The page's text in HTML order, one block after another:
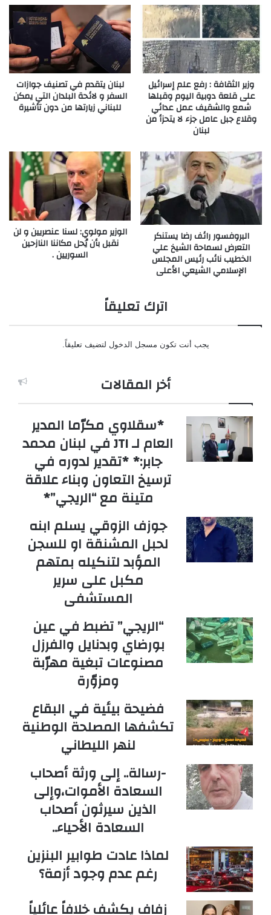
وزير الثقافة : رفع علم إسرائيل
على قلعة دوبية اليوم وقبلها
شمع والشقيف عمل عدائي
وقلاع جبل عامل جزء لا يتحزأ من
لبنان
لبنان يتقدم في تصنيف جوازات
السفر و لائحة البلدان التي يمكن
للبناني زيارتها من دون تأشيرة
البروفسور رائف رضا يستنكر
التعرض لسماحة الشيخ علي
الخطيب نائب رئيس المجلس
الإسلامي الشيعي الأعلى
الوزير مولوي: لسنا عنصريين و لن
نقبل بأن يُحل مكاننا النازحين
السوريين .
اترك تعليقاً
يجب أنت تكون مسجل الدخول لتضيف تعليقاً.
أخر المقالات
*سقلاوي مكرّما المدير
العام لـ JTI في لبنان محمد
جابر:* *تقدير لدوره في
ترسيخ التعاون وبناء علاقة
متينة مع “الريجي”*
جوزف الزوقي يسلم ابنه
لحبل المشنقة او للسجن
المؤبد لتنكيله بمتهم
مكبل على سرير
المستشفى
“الريجي” تضبط في عين
بورضاي وبدنايل والفرزل
مصنوعات تبغية مهرّبة
ومزوّرة
فضيحة بيئية في البقاع
تكشفها المصلحة الوطنية
لنهر الليطاني
-رسالة.. إلى ورثة أصحاب
السعادة الأموات،وإلى
الذين سيرثون أصحاب
السعادة الأحياء..
لماذا عادت طوابير البنزين
رغم عدم وجود أزمة؟
زفاف يكشف خلافاً عائلياً